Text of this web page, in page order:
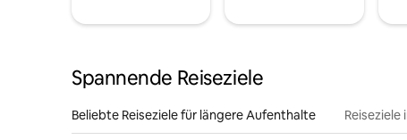
Spannende Reiseziele
Beliebte Reiseziele für längere Aufenthalte Reiseziele